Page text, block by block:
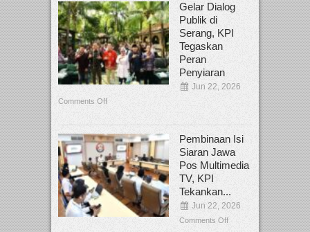
Gelar Dialog
Publik di
Serang, KPI
Tegaskan
Peran
Penyiaran
Jun 22, 2026
Comments Off
Pembinaan Isi
Siaran Jawa
Pos Multimedia
TV, KPI
Tekankan...
Jun 22, 2026
Comments Off